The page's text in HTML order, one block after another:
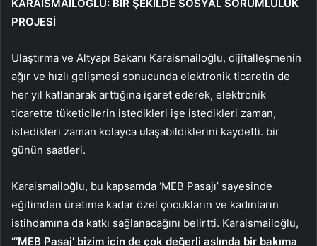
KARAİSMAİLOĞLU: BİR ŞEKİLDE SOSYAL SORUMLULUK
PROJESİ
Ulaştırma ve Altyapı Bakanı Karaismailoğlu, dijitalleşmenin
ağır ve hızlı gelişmesi sonucunda elektronik ticaretin de
her yıl katlanarak arttığına işaret ederek, elektronik
ticarette tüketicilerin istedikleri işe istedikleri zaman,
istedikleri zaman kolayca ulaşabildiklerini kaydetti. bir
günün saatleri.
Karaismailoğlu, bu kapsamda ‘MEB Pasajı’ sayesinde
eğitimden üretime kadar özel çocukların ve kadınların
istihdamına da katkı sağlanacağını belirtti. Karaismailoğlu,
“‘MEB Pasaj’ bizim için de çok değerli aslında bir bakıma